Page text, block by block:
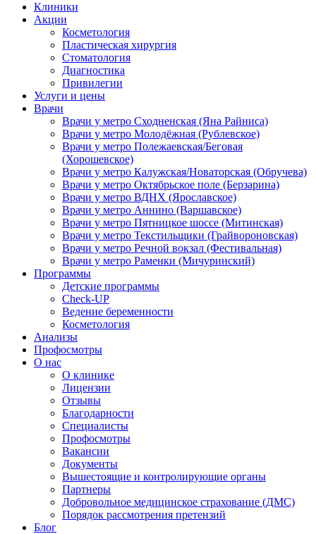
Клиники
Акции
Косметология
Пластическая хирургия
Стоматология
Диагностика
Привилегии
Услуги и цены
Врачи
Врачи у метро Сходненская (Яна Райниса)
Врачи у метро Молодёжная (Рублевское)
Врачи у метро Полежаевская/Беговая
(Хорошевское)
Врачи у метро Калужская/Новаторская (Обручева)
Врачи у метро Октябрьское поле (Берзарина)
Врачи у метро ВДНХ (Ярославское)
Врачи у метро Аннино (Варшавское)
Врачи у метро Пятницкое шоссе (Митинская)
Врачи у метро Текстильщики (Грайвороновская)
Врачи у метро Речной вокзал (Фестивальная)
Врачи у метро Раменки (Мичуринский)
Программы
Детские программы
Check-UP
Ведение беременности
Косметология
Анализы
Профосмотры
О нас
О клинике
Лицензии
Отзывы
Благодарности
Специалисты
Профосмотры
Вакансии
Документы
Вышестоящие и контролирующие органы
Партнеры
Добровольное медицинское страхование (ДМС)
Порядок рассмотрения претензий
Блог